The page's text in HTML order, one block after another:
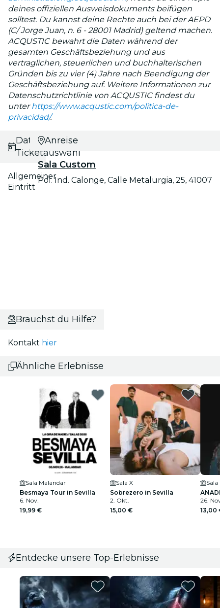
deines offiziellen Ausweisdokuments beifügen
solltest. Du kannst deine Rechte auch bei der AEPD
(C/ Jorge Juan, n. 6 - 28001 Madrid) geltend machen.
ACQUSTIC bewahrt die Daten während der
gesamten Geschäftsbeziehung und aus
vertraglichen, steuerlichen und buchhalterischen
Gründen bis zu vier (4) Jahre nach Beendigung der
Geschäftsbeziehung auf. Weitere Informationen zur
Datenschutzrichtlinie von ACQUSTIC findest du
unter https://www.acqustic.com/politica-de-
privacidad/.
Datums- und
Ticketauswahl
Allgemeiner
Eintritt
Anreise
Sala Custom
Pol. Ind. Calonge, Calle Metalurgia, 25, 41007
Brauchst du Hilfe?
Kontakt hier
Ähnliche Erlebnisse
Sala Malandar
Besmaya Tour in Sevilla
6. Nov.
19,99 €
Sala X
Sobrezero in Sevilla
2. Okt.
15,00 €
26.
13,00
Entdecke unsere Top-Erlebnisse